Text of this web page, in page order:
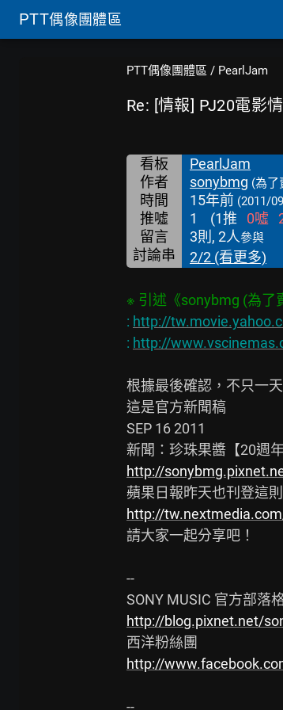
PTT偶像團體區
PTT偶像團體區 / PearlJam
Re: [情報] PJ20電影
看板
PearlJam
作者
sonybmg (為了
時間 15年前 (2011/
推噓 1 (1推 0噓
留言
3則, 2人參與
討論串 2/2 (看更多)
: http://
: http://
根據最後確認，不只一
這是官方新聞稿
SEP 16 2011
http://
http://
請大家一起分享吧！
--
http://blog.pixnet.net/
http://